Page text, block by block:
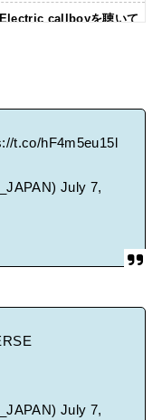
callboyを聴いて
t.co/hF4m5eu15l
July 7,
July 7,